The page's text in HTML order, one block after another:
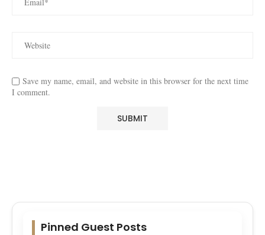
Save my name, email, and website in this browser for the next time
I comment.
Pinned Guest Posts